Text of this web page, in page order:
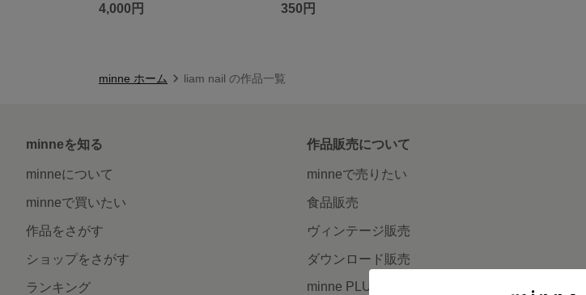
4,000円 350円
minne ホーム liam nail の作品一覧
minneを知る
minneについて
minneで買いたい
作品をさがす
ショップをさがす
ランキング
作品販売について
minneで売りたい
食品販売
ヴィンテージ販売
ダウンロード販売
minne PLUS